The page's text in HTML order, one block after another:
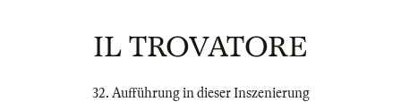
IL TROVATORE
32. Aufführung in dieser Inszenierung